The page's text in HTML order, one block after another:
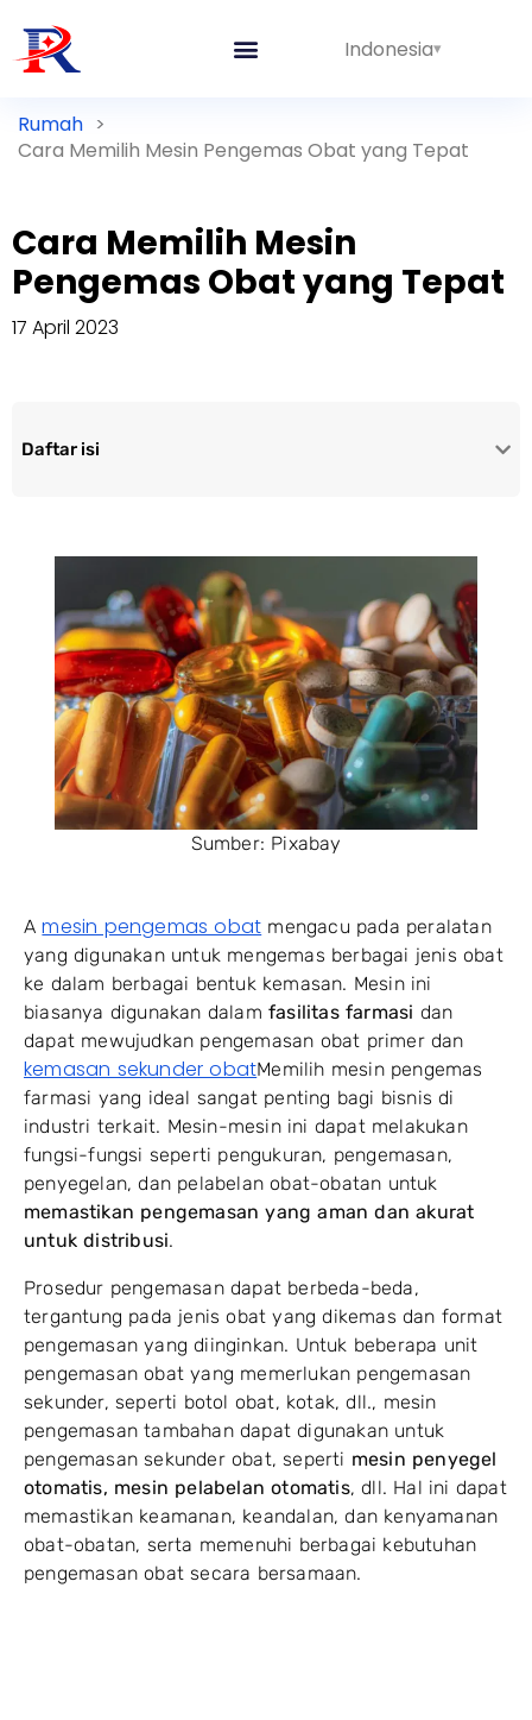
Indonesia
Rumah >
Cara Memilih Mesin Pengemas Obat yang Tepat
Cara Memilih Mesin
Pengemas Obat yang Tepat
17 April 2023
Daftar isi
Sumber: Pixabay
Amesin pengemas obat mengacu pada peralatan
yang digunakan untuk mengemas berbagai jenis obat
ke dalam berbagai bentuk kemasan. Mesin ini
biasanya digunakan dalam fasilitas farmasi dan
dapat mewujudkan pengemasan obat primer dan
kemasan sekunder obatMemilih mesin pengemas
farmasi yang ideal sangat penting bagi bisnis di
industri terkait. Mesin-mesin ini dapat melakukan
fungsi-fungsi seperti pengukuran, pengemasan,
penyegelan, dan pelabelan obat-obatan untuk
memastikan pengemasan yang aman dan akurat
untuk distribusi.
Prosedur pengemasan dapat berbeda-beda,
tergantung pada jenis obat yang dikemas dan format
pengemasan yang diinginkan. Untuk beberapa unit
pengemasan obat yang memerlukan pengemasan
sekunder, seperti botol obat, kotak, dll., mesin
pengemasan tambahan dapat digunakan untuk
pengemasan sekunder obat, seperti mesin penyegel
otomatis, mesin pelabelan otomatis, dll. Hal ini dapat
memastikan keamanan, keandalan, dan kenyamanan
obat-obatan, serta memenuhi berbagai kebutuhan
pengemasan obat secara bersamaan.